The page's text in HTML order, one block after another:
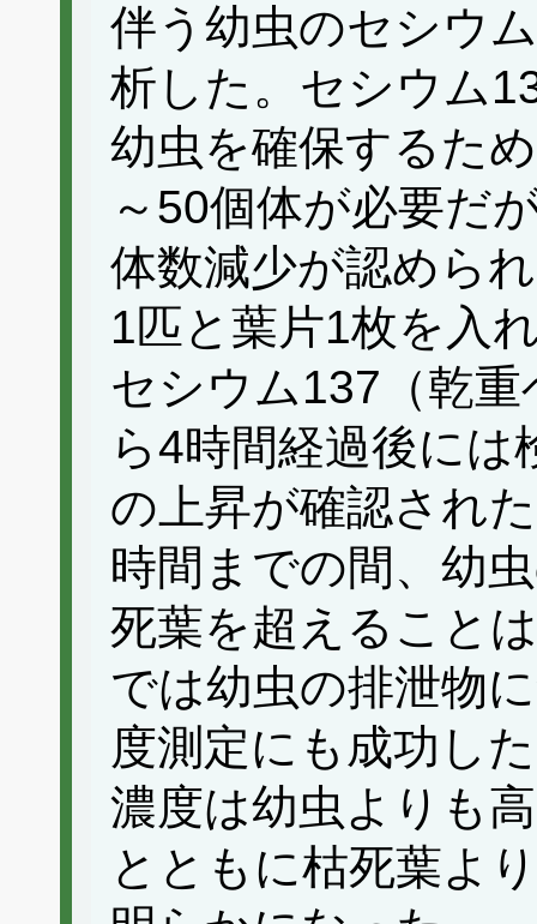
伴う幼虫のセシウ
析した。セシウム
幼虫を確保するた
～50個体が必要だ
体数減少が認めら
1匹と葉片1枚を入
セシウム137（乾
ら4時間経過後に
の上昇が確認され
時間までの間、幼
死葉を超えること
では幼虫の排泄物
度測定にも成功し
濃度は幼虫よりも
とともに枯死葉よ